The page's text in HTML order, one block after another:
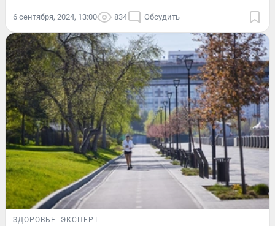
6 сентября, 2024, 13:00 834 Обсудить
ЗДОРОВЬЕ ЭКСПЕРТ